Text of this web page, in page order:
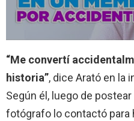
“Me convertí
historia”, dice Arató en la
Según él, luego de
fotógrafo lo contactó para